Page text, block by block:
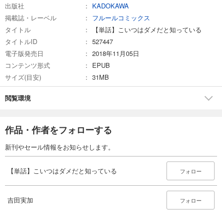
275
あらすじを表示する
出版社
KADOKAWA
掲載誌・レーベル
フルールコミックス
タイトル
【単話】こいつはダメだと知っている
タイトルID
527447
電子版発売日
2018年11月05日
コンテンツ形式
EPUB
サイズ(目安)
31MB
閲覧環境
作品・作者をフォローする
新刊やセール情報をお知らせします。
【単話】こいつはダメだと知っている フォロー
吉田実加 フォロー